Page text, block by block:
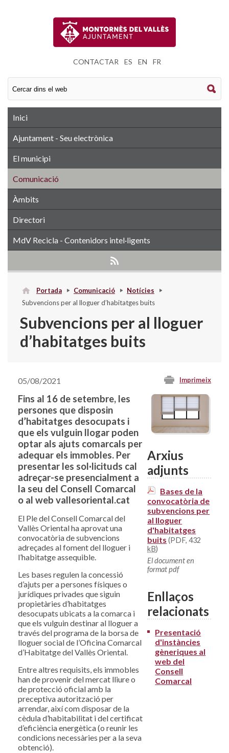
CONTACTAR ES EN FR
Inici
Ajuntament - Seu electrònica
El municipi
Comunicació
Àmbits
Directori
MdV Recicla - Contenidors intel·ligents
Portada Comunicació
Notícies
Subvencions per al lloguer d’habitatges buits
Subvencions per al lloguer
d’habitatges buits
Imprimeix
05/08/2021
Fins al 16 de setembre, les
persones que disposin
d’habitatges desocupats i
que els vulguin llogar poden
optar als ajuts comarcals per
adequar els immobles. Per
presentar les sol·licituds cal
adreçar-se presencialment a
la seu del Consell Comarcal
o al web vallesoriental.cat
El Ple del Consell Comarcal del
Vallès Oriental ha aprovat una
convocatòria de subvencions
adreçades al foment del lloguer i
l’habitatge assequible.
Les bases regulen la concessió
d’ajuts per a persones físiques o
jurídiques privades que siguin
propietàries d’habitatges
desocupats ubicats a la comarca i
que els vulguin destinar al lloguer a
través del programa de la borsa de
lloguer social de l’Oficina Comarcal
d’Habitatge del Vallès Oriental.
Entre altres requisits, els immobles
han de provenir del mercat lliure o
de protecció oficial amb la
preceptiva autorització per
arrendar, així com disposar de la
cèdula d’habitabilitat i del certificat
d’eficiència energètica (o reunir les
condicions necessàries per a la seva
obtenció).
Arxius
adjunts
Bases de la
convocatòria de
subvencions per
al lloguer
d'habitatges
buits (PDF, 432
kB)
El document en
format pdf
Enllaços
relacionats
Presentació
d'instàncies
gèneriques al
web del
Consell
Comarcal